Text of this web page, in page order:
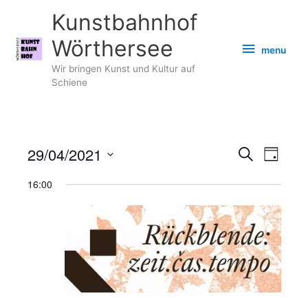
springen
Kunstbahnhof
Wörthersee
Wir bringen Kunst und Kultur auf
Schiene
menu
menu
Veranstaltungen
und
Navigation
SucheTag
29/04/2021
wählen.
16:00